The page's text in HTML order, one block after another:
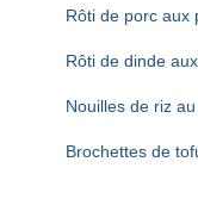
Rôti de porc aux
Rôti de dinde
Nouilles de riz
Brochettes de